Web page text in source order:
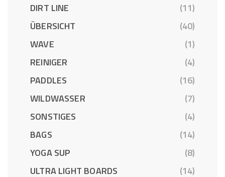
DIRT LINE
(11)
ÜBERSICHT
(40)
WAVE
(1)
REINIGER
(4)
PADDLES
(16)
WILDWASSER
(7)
SONSTIGES
(4)
BAGS
(14)
YOGA SUP
(8)
ULTRA LIGHT BOARDS
(14)